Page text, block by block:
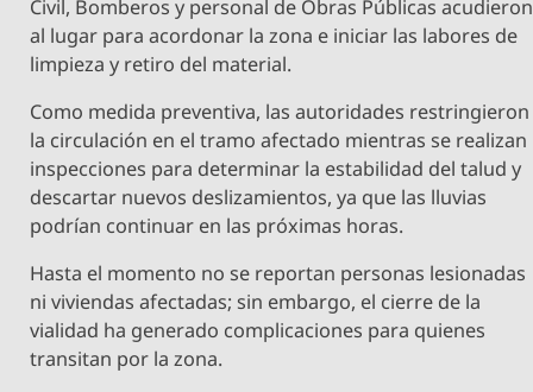
Civil, Bomberos y personal de Obras Públicas acudieron
al lugar para acordonar la zona e iniciar las labores de
limpieza y retiro del material.
Como medida preventiva, las autoridades restringieron
la circulación en el tramo afectado mientras se realizan
inspecciones para determinar la estabilidad del talud y
descartar nuevos deslizamientos, ya que las lluvias
podrían continuar en las próximas horas.
Hasta el momento no se reportan personas lesionadas
ni viviendas afectadas; sin embargo, el cierre de la
vialidad ha generado complicaciones para quienes
transitan por la zona.